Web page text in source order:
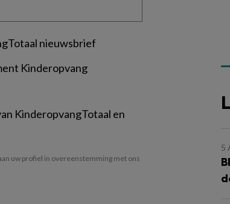
nieuwsbrief
Kinderopvang
KinderopvangTotaal en
uw profiel in overeenstemming met ons
5